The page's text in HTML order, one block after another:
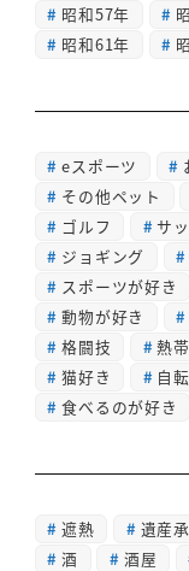
昭和57年
昭和61年
eスポーツ
その他ペット
ゴルフ
サ
ジョギング
スポーツが好き
動物が好き
格闘技
熱
猫好き
自
食べるのが好き
遮熱 遺産
酒
酒屋